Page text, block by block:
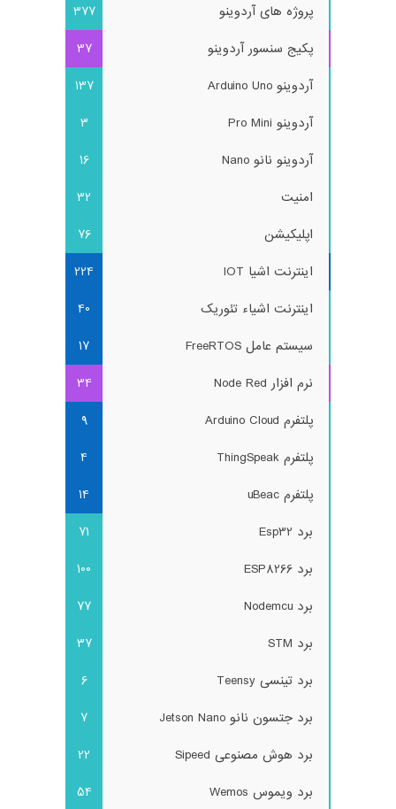
پروژه های آردوینو
377
پکیج سنسور آردوینو
37
آردوینو Arduino Uno
137
آردوینو Pro Mini
3
آردوینو نانو Nano
16
امنیت
32
اپلیکیشن
76
اینترنت اشیا IOT
224
اینترنت اشیاء تئوریک
40
سیستم عامل FreeRTOS
17
نرم افزار Node Red
34
پلتفرم Arduino Cloud
9
پلتفرم ThingSpeak
4
پلتفرم uBeac
14
برد Esp32
71
برد ESP8266
100
برد Nodemcu
77
برد STM
37
برد تینسی Teensy
6
برد جتسون نانو Jetson Nano
7
برد هوش مصنوعی Sipeed
22
برد ویموس Wemos
54